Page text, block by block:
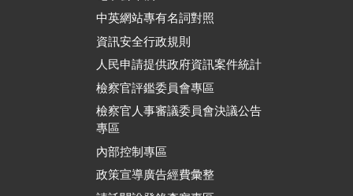
中英網站專有名詞對照
資訊安全行政規則
人民申請提供政府資訊案件統計
檢察官評鑑委員會專區
檢察官人事審議委員會決議公告
專區
內部控制專區
政策宣導廣告經費彙整